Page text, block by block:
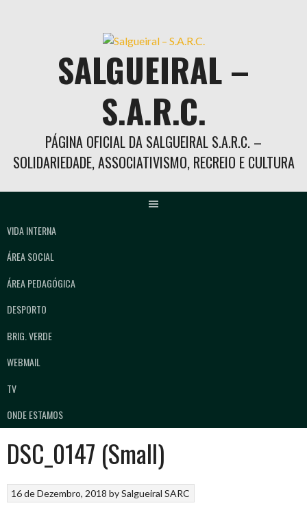
SALGUEIRAL –
S.A.R.C.
PÁGINA OFICIAL DA SALGUEIRAL S.A.R.C. –
SOLIDARIEDADE, ASSOCIATIVISMO, RECREIO E CULTURA
VIDA INTERNA
ÁREA SOCIAL
ÁREA PEDAGÓGICA
DESPORTO
BRIG. VERDE
WEBMAIL
TV
ONDE ESTAMOS
DSC_0147 (Small)
16 de Dezembro, 2018 bySalgueiral SARC